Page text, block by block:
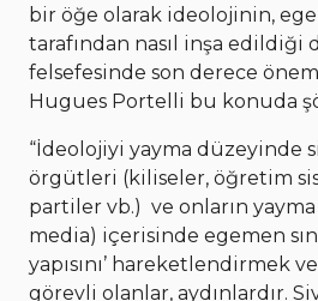
bir öğe olarak ideolojinin,
tarafından nasıl inşa edildiği
felsefesinde son derece
Hugues Portelli bu konuda
“İdeolojiyi yayma düzeyinde
örgütleri (kiliseler, öğretim
partiler vb.) ve onların
media) içerisinde egemen
yapısını’ hareketlendirmek
görevli olanlar, aydınlardır.